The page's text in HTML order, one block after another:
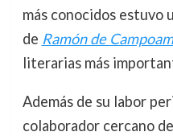
más conocidos estuvo
de Ramón de
literarias más
Además de su labor
colaborador cercano de